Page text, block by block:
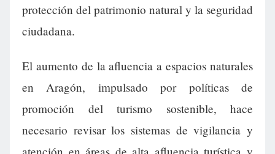
protección del patrimonio natural y la seguridad
ciudadana.
El aumento de la afluencia a espacios naturales
en Aragón, impulsado por políticas de
promoción del turismo sostenible, hace
necesario revisar los sistemas de vigilancia y